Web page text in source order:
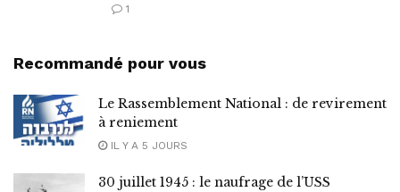
1
Recommandé pour vous
Le Rassemblement National : de revirement
à reniement
IL Y A 5 JOURS
30 juillet 1945 : le naufrage de l’USS